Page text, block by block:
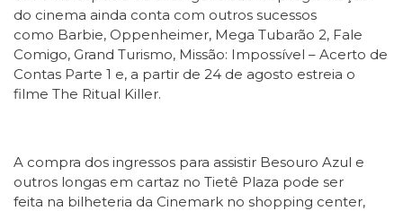
do cinema ainda conta com outros sucessos
como Barbie, Oppenheimer, Mega Tubarão 2, Fale
Comigo, Grand Turismo, Missão: Impossível – Acerto de
Contas Parte 1 e, a partir de 24 de agosto estreia o
filme The Ritual Killer.
A compra dos ingressos para assistir Besouro Azul e
outros longas em cartaz no Tietê Plaza pode ser
feita na bilheteria da Cinemark no shopping center,